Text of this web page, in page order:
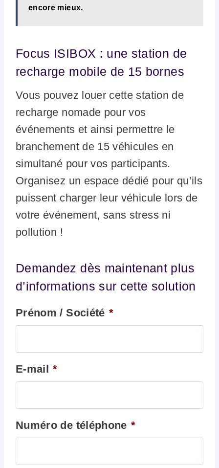
encore mieux.
Focus ISIBOX : une station de
recharge mobile de 15 bornes
Vous pouvez louer cette station de
recharge nomade pour vos
événements et ainsi permettre le
branchement de 15 véhicules en
simultané pour vos participants.
Organisez un espace dédié pour qu’ils
puissent charger leur véhicule lors de
votre événement, sans stress ni
pollution !
Demandez dès maintenant plus
d’informations sur cette solution
Prénom / Société *
E-mail *
Numéro de téléphone *